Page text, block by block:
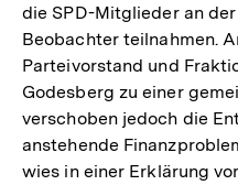
die SPD-Mitglieder an
Beobachter teilnahmen.
Parteivorstand und
Godesberg zu einer
verschoben jedoch die
anstehende
wies in einer Erklärung